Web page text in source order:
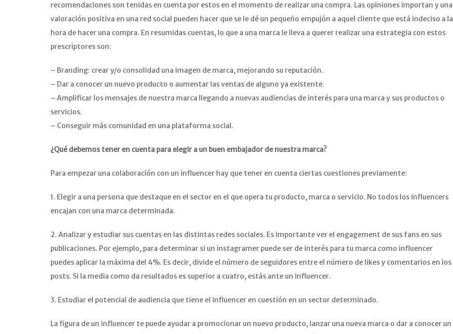
recomendaciones son tenidas en cuenta por estos en el momento de realizar una compra. Las opiniones importan y una
valoración positiva en una red social pueden hacer que se le dé un pequeño empujón a aquel cliente que está indeciso a la
hora de hacer una compra. En resumidas cuentas, lo que a una marca le lleva a querer realizar una estrategia con estos
prescriptores son:
– Branding: crear y/o consolidad una imagen de marca, mejorando su reputación.
– Dar a conocer un nuevo producto o aumentar las ventas de alguno ya existente.
– Amplificar los mensajes de nuestra marca llegando a nuevas audiencias de interés para una marca y sus productos o
servicios.
– Conseguir más comunidad en una plataforma social.
¿Qué debemos tener en cuenta para elegir a un buen embajador de nuestra marca?
Para empezar una colaboración con un influencer hay que tener en cuenta ciertas cuestiones previamente:
1. Elegir a una persona que destaque en el sector en el que opera tu producto, marca o servicio. No todos los influencers
encajan con una marca determinada.
2. Analizar y estudiar sus cuentas en las distintas redes sociales. Es importante ver el engagement de sus fans en sus
publicaciones. Por ejemplo, para determinar si un instagramer puede ser de interés para tu marca como influencer
puedes aplicar la máxima del 4%. Es decir, divide el número de seguidores entre el número de likes y comentarios en los
posts. Si la media como da resultados es superior a cuatro, estás ante un influencer.
3. Estudiar el potencial de audiencia que tiene el influencer en cuestión en un sector determinado.
La figura de un influencer te puede ayudar a promocionar un nuevo producto, lanzar una nueva marca o dar a conocer un